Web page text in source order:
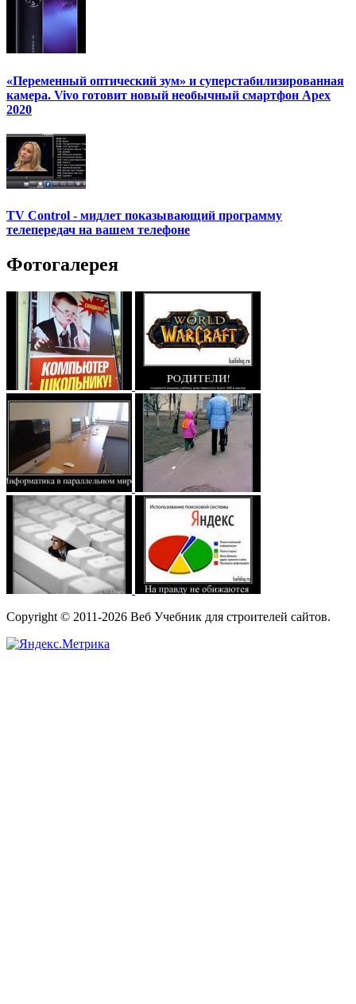
«Переменный оптический зум» и суперстабилизированная
камера. Vivo готовит новый необычный смартфон Apex
2020
TV Control - мидлет показывающий программу
телепередач на вашем телефоне
Фотогалерея
Copyright © 2011-2026 Веб Учебник для строителей сайтов.